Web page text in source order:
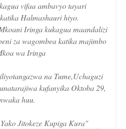
vifaa ambavyo tayari
Halmashauri hiyo.
Iringa kukagua maandalizi
za wagombea katika majimbo
wa Iringa
na Tume,Uchaguzi
kufanyika Oktoba 29,
huu.
Jitokeze Kupiga Kura"